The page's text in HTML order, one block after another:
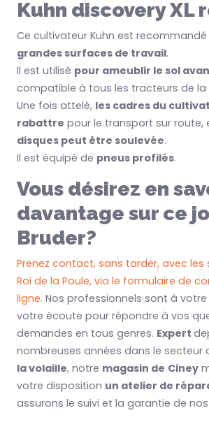
Kuhn discovery XL
Ce cultivateur Kuhn est recommandé
grandes surfaces de travail.
Il est utilisé pour ameublir le sol
compatible à tous les tracteurs de la
Une fois attelé, les cadres du
rabattre pour le transport sur route,
disques peut être soulevée.
Il est équipé de pneus profilés.
Vous désirez en
davantage sur ce
Bruder?
Prenez contact, sans tarder, avec les
Roi de la Poule, via le formulaire de
ligne. Nos professionnels sont à
votre écoute pour répondre à vos
demandes en tous genres. Expert
nombreuses années dans le secteur
la volaille, notre magasin de Ciney
votre disposition un atelier de
assurons le suivi et la garantie de